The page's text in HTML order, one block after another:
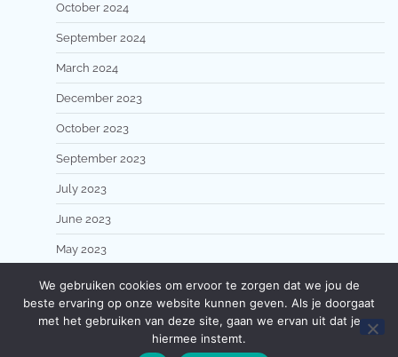
October 2024
September 2024
March 2024
December 2023
October 2023
September 2023
July 2023
June 2023
May 2023
Capital DTheme: Popular Blog By
We gebruiken cookies om ervoor te zorgen dat we jou de
beste ervaring op onze website kunnen geven. Als je doorgaat
met het gebruiken van deze site, gaan we ervan uit dat je
hiermee instemt.